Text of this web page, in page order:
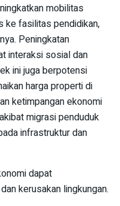
mobilitas
ke fasilitas pendidikan,
Peningkatan
interaksi sosial dan
ini juga berpotensi
harga properti di
ketimpangan ekonomi
migrasi penduduk
infrastruktur dan
dapat
kerusakan lingkungan.